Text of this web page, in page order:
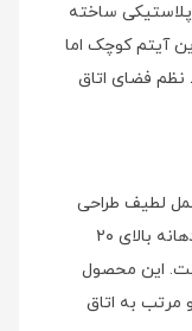
ساخته
آیتم کوچک اما
فضای اتاق
لطیف طراحی
شده و دارای ارتفاع ۲۳ سانتی‌متر، قطر دهانه بالای ۲۰
سانتی‌متر است. این محصول
مرتب به اتاق